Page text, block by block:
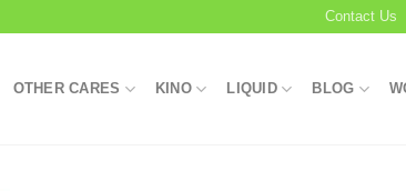
Contact Us
OTHER CARES KINO LIQUID BLOG